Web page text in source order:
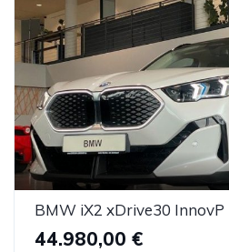
44.980,00 €